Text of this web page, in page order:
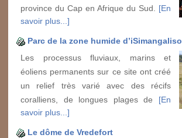
province du Cap en Afrique du Sud. [En
savoir plus...]
Parc de la zone humide d’iSimangaliso
Les processus fluviaux, marins et
éoliens permanents sur ce site ont créé
un relief très varié avec des récifs
coralliens, de longues plages de [En
savoir plus...]
Le dôme de Vredefort